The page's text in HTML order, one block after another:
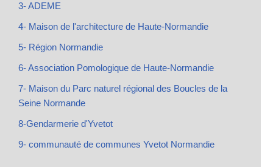
3- ADEME
4- Maison de l'architecture de Haute-Normandie
5- Région Normandie
6- Association Pomologique de Haute-Normandie
7- Maison du Parc naturel régional des Boucles de la
Seine Normande
8-Gendarmerie d'Yvetot
9- communauté de communes Yvetot Normandie